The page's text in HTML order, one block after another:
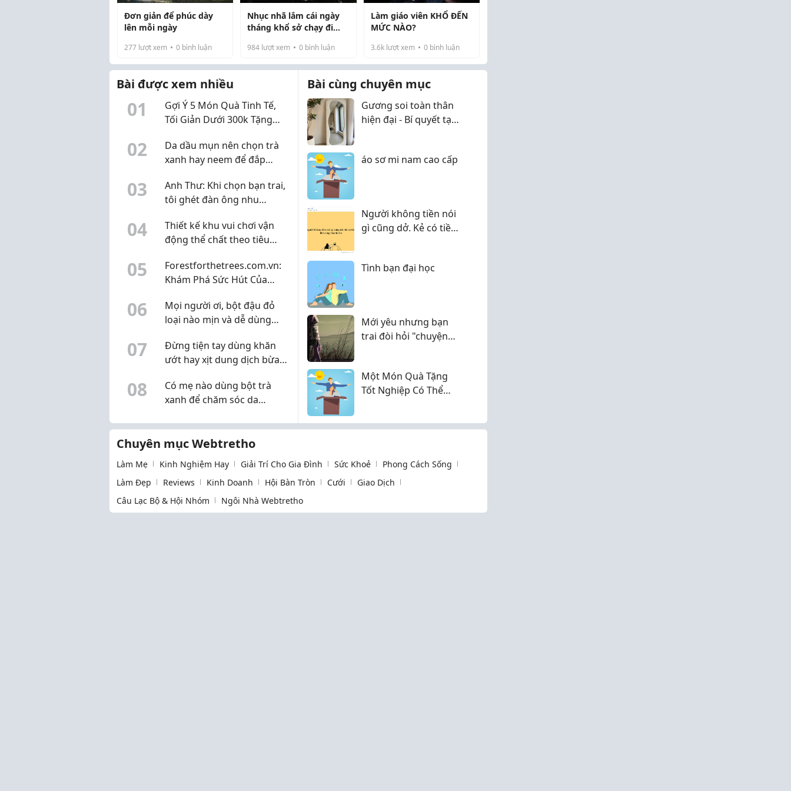
Đơn giản để phúc dày
lên mỗi ngày
277 lượt xem 0 bình luận
Nhục nhã lắm cái ngày
tháng khổ sở chạy đi
984 lượt xem 0 bình luận
Làm giáo viên KHỔ ĐẾN
MỨC NÀO?
3.6klượt xem 0bình luận
Bài được xem nhiều
01
Gợi Ý 5 Món Quà Tinh Tế,
Tối Giản Dưới 300k Tặng
02
Da dầu mụn nên chọn trà
xanh hay neem để đắp
03
Anh Thư: Khi chọn bạn trai,
tôi ghét đàn ông nhu
04
Thiết kế khu vui chơi vận
động thể chất theo tiêu
05
Forestforthetrees.com.vn:
Khám Phá Sức Hút Của
Nẵng
06
Mọi người ơi, bột đậu đỏ
loại nào mịn và dễ dùng
sang nguyên liệu thiên
nhiên
07
Đừng tiện tay dùng khăn
ướt hay xịt dung dịch bừa
tiền!
08
Có mẹ nào dùng bột trà
xanh để chăm sóc da
tháng thấy khá ổn
Bài cùng chuyên mục
Gương soi toàn thân
hiện đại - Bí quyết tạo
nhà của bạn
áo sơ mi nam cao cấp
Người không tiền nói
gì cũng dở. Kẻ có tiền
Tình bạn đại học
Mới yêu nhưng bạn
trai đòi hỏi "chuyện
Một Món Quà Tặng
Tốt Nghiệp Có Thể
Chuyên mục Webtretho
Làm Mẹ Kinh Nghiệm Hay Giải Trí Cho Gia Đình Sức Khoẻ
Phong Cách Sống
Làm Đẹp
Reviews Kinh Doanh Hội Bàn Tròn Cưới
Giao Dịch
Câu Lạc Bộ & Hội Nhóm
Ngôi Nhà Webtretho